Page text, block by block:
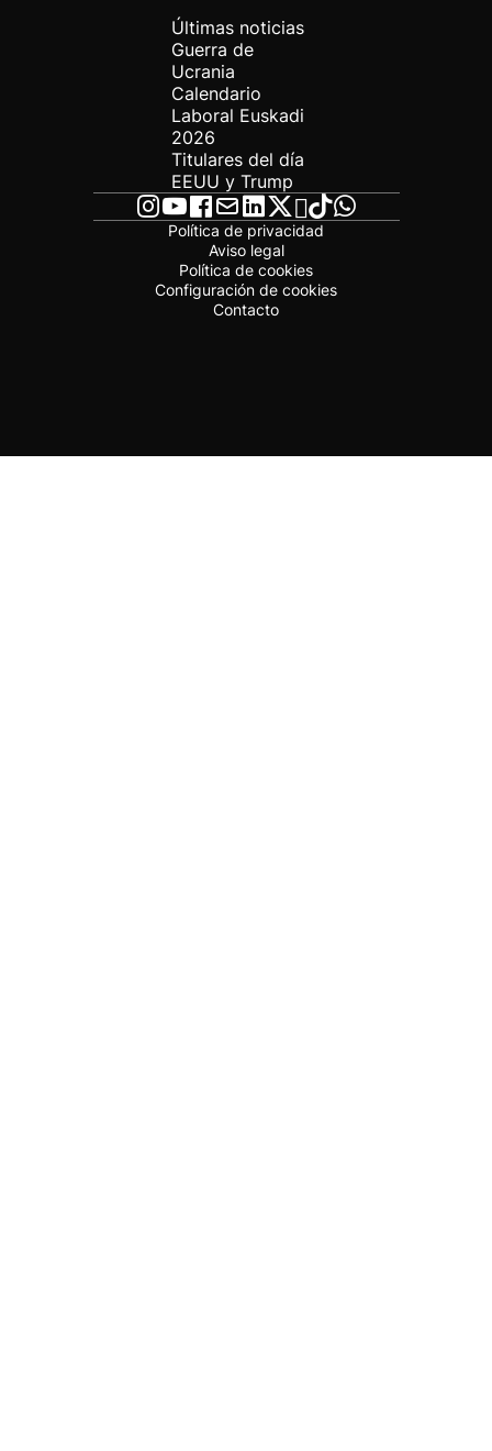
Últimas noticias
Guerra de
Ucrania
Calendario
Laboral Euskadi
2026
Titulares del día
EEUU y Trump
Política de privacidad
Aviso legal
Política de cookies
Configuración de cookies
Contacto